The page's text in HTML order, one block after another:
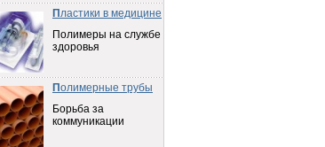
Пластики в медицине
Полимеры на службе
здоровья
Полимерные трубы
Борьба за
коммуникации